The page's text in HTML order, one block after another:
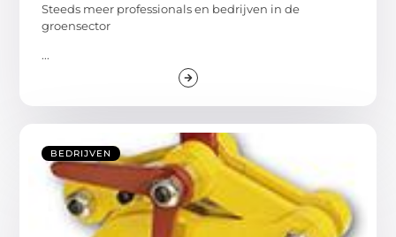
Steeds meer professionals en bedrijven in de
groensector
...
BEDRIJVEN